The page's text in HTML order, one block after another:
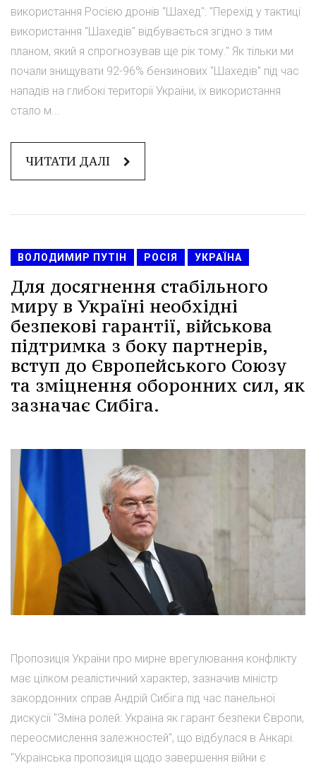
використання Росією дронів "Шахед": "Перехід у тактиці
використання "Шахедів" відбувається згідно з тим
планом, який я спрогнозував ще рік тому." Як тільки ми
почали знищувати 92-96% бензинових "Шахедів" під час
нападів на глибокі території України, їх використання
стало м...
ЧИТАТИ ДАЛІ
ВОЛОДИМИР ПУТІН РОСІЯ УКРАЇНА
Для досягнення стабільного
миру в Україні необхідні
безпекові гарантії, військова
підтримка з боку партнерів,
вступ до Європейського Союзу
та зміцнення оборонних сил, як
зазначає Сибіга.
Пропозиція України про мирне врегулювання конфлікту
має цілком реалістичний характер, зазначив міністр
закордонних справ Андрій Сибіга під час панельної
дискусії "Зміна ролей: Україна як гарант безпеки Європи,
переосмислення залежностей", що відбулася в Анкарі.
"Українська пропозиція щодо завершення війни є